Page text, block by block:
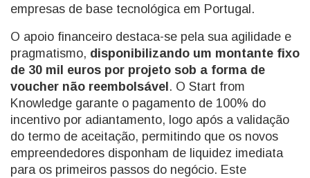
empresas de base tecnológica em Portugal.
O apoio financeiro destaca-se pela sua agilidade e
pragmatismo, disponibilizando um montante fixo
de 30 mil euros por projeto sob a forma de
voucher não reembolsável . O Start from
Knowledge garante o pagamento de 100% do
incentivo por adiantamento, logo após a validação
do termo de aceitação, permitindo que os novos
empreendedores disponham de liquidez imediata
para os primeiros passos do negócio. Este